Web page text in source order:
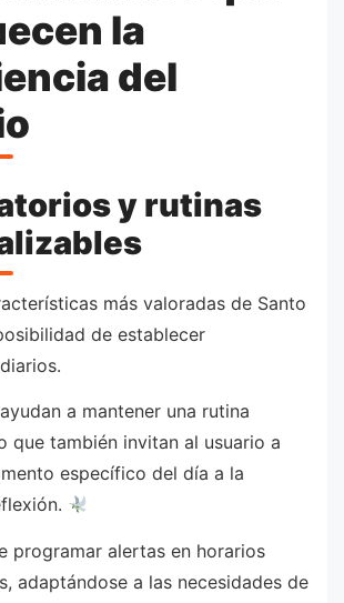
la
del
y rutinas
más valoradas de Santo
de establecer
a mantener una rutina
que también invitan al usuario a
específico del día a la
programar alertas en horarios
adaptándose a las necesidades de